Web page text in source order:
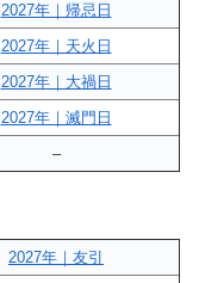
2027年｜帰忌日
2027年｜天火日
2027年｜大禍日
2027年｜滅門日
–
2027年｜友引